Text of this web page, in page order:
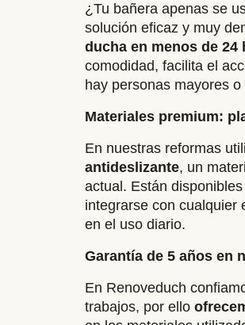
¿Tu bañera apenas se
solución eficaz y muy
ducha en menos de 24
comodidad, facilita el
hay personas mayores
Materiales premium:
En nuestras reformas
antideslizante, un
actual. Están
integrarse con cualquier
en el uso diario.
Garantía de 5 años en
En Renoveduch
trabajos, por ello